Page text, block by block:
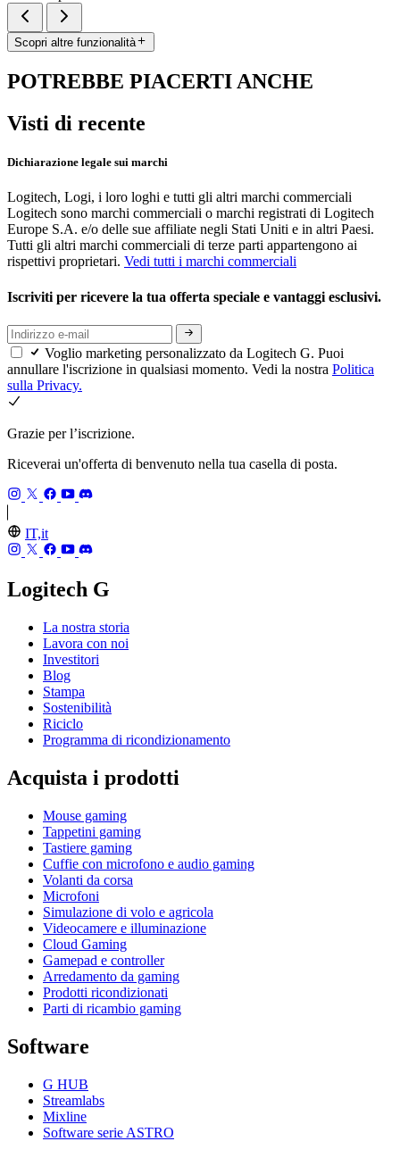
Scopri altre funzionalità
POTREBBE PIACERTI ANCHE
Visti di recente
Dichiarazione legale sui marchi
Logitech, Logi, i loro loghi e tutti gli altri marchi commerciali
Logitech sono marchi commerciali o marchi registrati di Logitech
Europe S.A. e/o delle sue affiliate negli Stati Uniti e in altri Paesi.
Tutti gli altri marchi commerciali di terze parti appartengono ai
rispettivi proprietari. Vedi tutti i marchi commerciali
Iscriviti per ricevere la tua offerta speciale e vantaggi esclusivi.
Voglio marketing personalizzato da Logitech G. Puoi
annullare l'iscrizione in qualsiasi momento. Vedi la nostra Politica
sulla Privacy.
Grazie per l’iscrizione.
Riceverai un'offerta di benvenuto nella tua casella di posta.
IT,it
Logitech G
La nostra storia
Lavora con noi
Investitori
Blog
Stampa
Sostenibilità
Riciclo
Programma di ricondizionamento
Acquista i prodotti
Mouse gaming
Tappetini gaming
Tastiere gaming
Cuffie con microfono e audio gaming
Volanti da corsa
Microfoni
Simulazione di volo e agricola
Videocamere e illuminazione
Cloud Gaming
Gamepad e controller
Arredamento da gaming
Prodotti ricondizionati
Parti di ricambio gaming
Software
G HUB
Streamlabs
Mixline
Software serie ASTRO